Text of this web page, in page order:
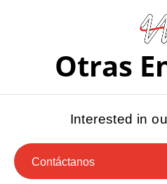
Otras
Interested in
Contáctanos